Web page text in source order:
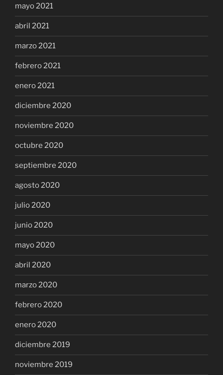
mayo 2021
abril 2021
marzo 2021
febrero 2021
enero 2021
diciembre 2020
noviembre 2020
octubre 2020
septiembre 2020
agosto 2020
julio 2020
junio 2020
mayo 2020
abril 2020
marzo 2020
febrero 2020
enero 2020
diciembre 2019
noviembre 2019